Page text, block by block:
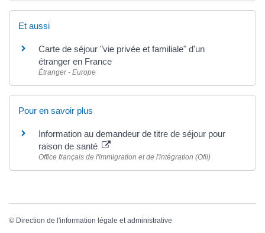
Et aussi
Carte de séjour "vie privée et familiale" d'un
étranger en France
Étranger - Europe
Pour en savoir plus
Information au demandeur de titre de séjour pour
raison de santé
Office français de l'immigration et de l'intégration (Ofii)
© Direction de l'information légale et administrative